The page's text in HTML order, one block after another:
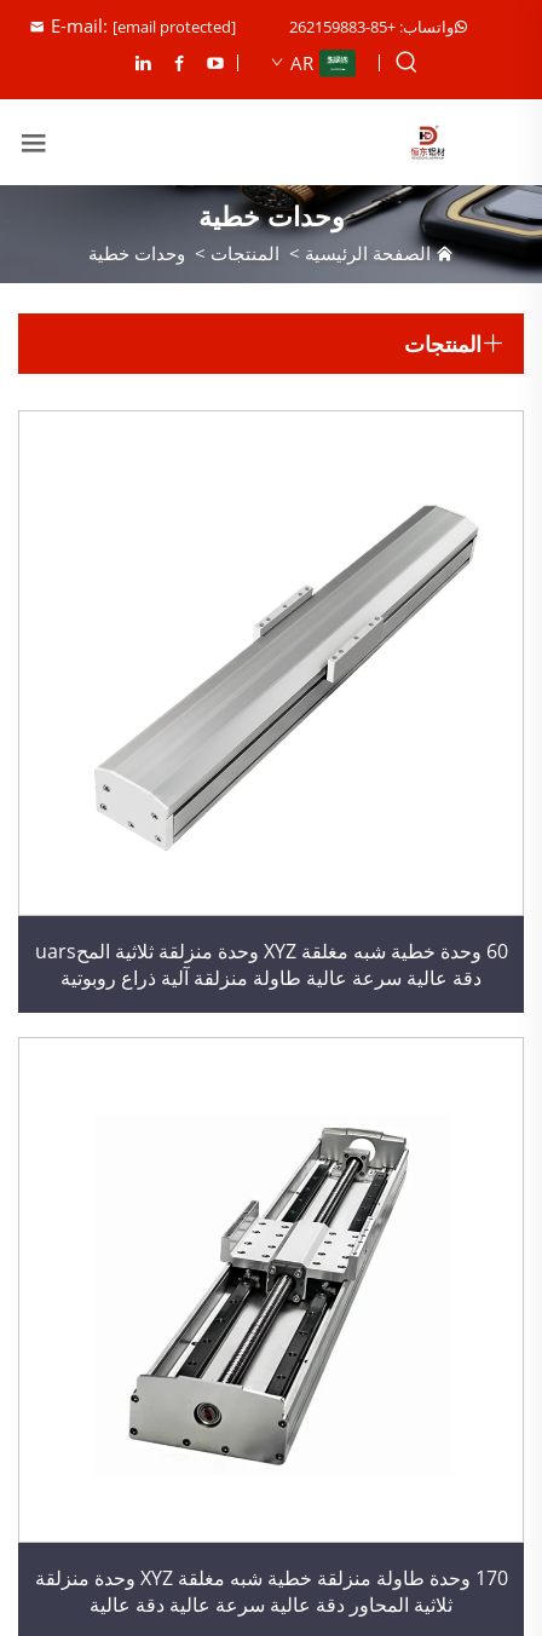
واتساب: +85-262159883 E-mail: [email protected]
AR
وحدات خطية
الصفحة الرئيسية > المنتجات > وحدات خطية
المنتجات
60 وحدة خطية شبه مغلقة XYZ وحدة منزلقة ثلاثية المحuars
دقة عالية سرعة عالية طاولة منزلقة آلية ذراع روبوتية
170 وحدة طاولة منزلقة خطية شبه مغلقة XYZ وحدة منزلقة
ثلاثية المحاور دقة عالية سرعة عالية دقة عالية